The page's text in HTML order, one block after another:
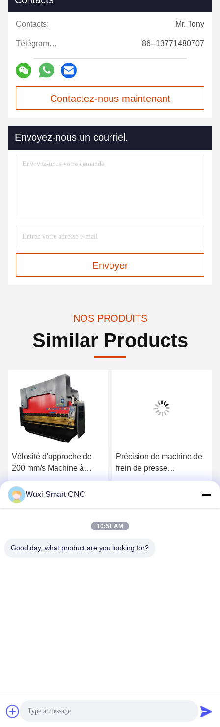
Contacts: Mr. Tony
Télégramme: 86--13771480707
Contactez-nous maintenant
Envoyez-nous un courriel.
Envoyer
NOS PRODUITS
Similar Products
Vélosité d'approche de
200 mm/s Machine à
presses CNC pour
l'outillage des freins
Obtenez le meilleur prix
Précision de machine de
frein de presse
hydraulique de
Obtenez le meilleur prix
Chine Bonne qualité frein de presse hydraulique Le fournisseur. 2019-2026
Wuxi Smart CNC Equipment Group Co.,LTD Tous les droits réservés.
Wuxi Smart CNC
10:51 AM
Good day, what product are you looking for?